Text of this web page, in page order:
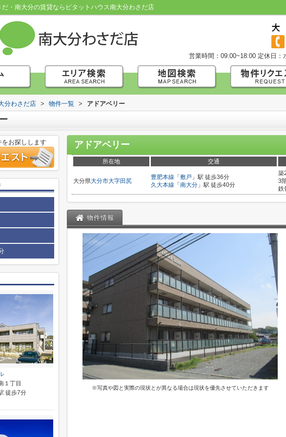
・南大分の賃貸ならピタットハウス南大分わさだ店
営業時間：09:00~18:00 定休日：
分わさだ店 > 物件一覧 > アドアベリー
アドアベリー
所在地 交通
大分県大分市大字田尻
豊肥本線 「 敷戸 」駅 徒歩36分
久大本線 「 南大分 」駅 徒歩40分
築
3
鉄
物件情報
※写真や図と実際の現状とが異なる場合は現状を優先させていただきます
お探しします
１丁目
徒歩7分